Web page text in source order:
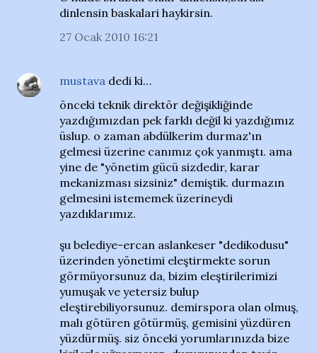
dinlensin baskalari haykirsin.
27 Ocak 2010 16:21
mustava dedi ki…
önceki teknik direktör değişikliğinde
yazdığımızdan pek farklı değil ki yazdığımız
üslup. o zaman abdülkerim durmaz'ın
gelmesi üzerine canımız çok yanmıştı. ama
yine de "yönetim gücü sizdedir, karar
mekanizması sizsiniz" demiştik. durmazın
gelmesini istememek üzerineydi
yazdıklarımız.
şu belediye-ercan aslankeser "dedikodusu"
üzerinden yönetimi eleştirmekte sorun
görmüyorsunuz da, bizim eleştirilerimizi
yumuşak ve yetersiz bulup
eleştirebiliyorsunuz. demirspora olan olmuş,
malı götüren götürmüş, gemisini yüzdüren
yüzdürmüş. siz önceki yorumlarınızda bize